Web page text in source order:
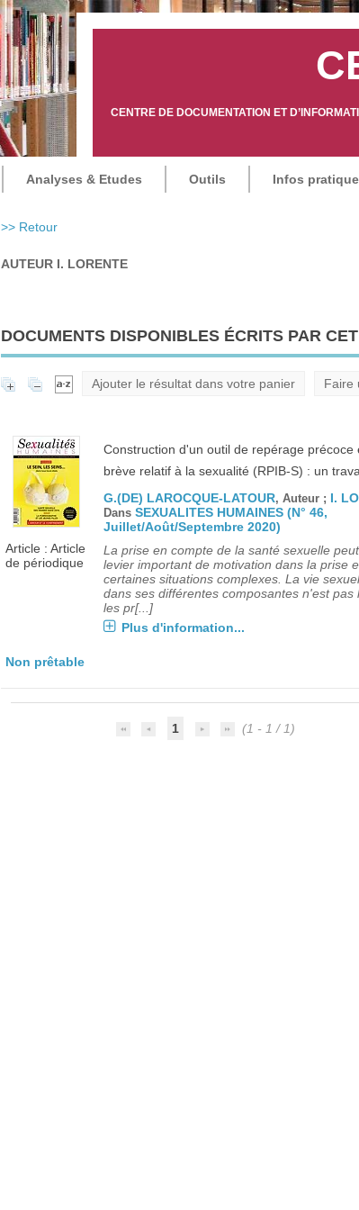
CENTRE DE DOCUMENTATION ET
Analyses & Etudes Outils Infos
>> Retour
AUTEUR I. LORENTE
DOCUMENTS DISPONIBLES ÉCRITS PAR
Ajouter le résultat dans votre panier Faire
Article : Article
de périodique
Construction d'un outil de repérage précoce
brève relatif à la sexualité (RPIB-S) : un
G.(DE) LAROCQUE-LATOUR, Auteur ; I.
Dans SEXUALITES HUMAINES (N° 46,
Juillet/Août/Septembre 2020)
La prise en compte de la santé sexuelle
levier important de motivation dans la prise
certaines situations complexes. La vie
dans ses différentes composantes n'est pas
les pr[...]
Plus d'information...
Non prêtable
1 (1 - 1 / 1)